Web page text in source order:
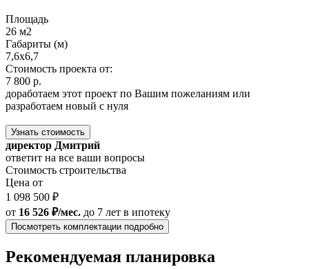
Площадь
26 м2
Габариты (м)
7,6х6,7
Стоимость проекта от:
7 800 р.
доработаем этот проект по Вашим пожеланиям или
разработаем новый с нуля
Узнать стоимость
директор Дмитрий
ответит на все ваши вопросы
Стоимость строительства
Цена от
1 098 500 ₽
от 16 526 ₽/мес. до 7 лет в ипотеку
Посмотреть комплектации подробно
Рекомендуемая планировка